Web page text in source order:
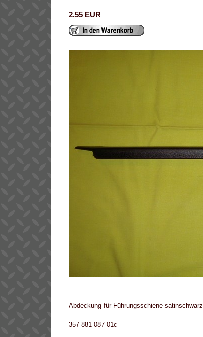
2.55 EUR
Abdeckung für Führungsschiene satinschwarz
357 881 087 01c